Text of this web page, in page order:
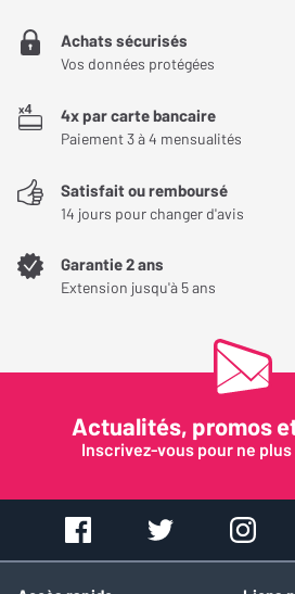
Achats sécurisés
Vos données protégées
4x par carte bancaire
Paiement 3 à 4 mensualités
Satisfait ou remboursé
14 jours pour changer d'avis
Garantie 2 ans
Extension jusqu'à 5 ans
Actualités, promos
Inscrivez-vous pour ne